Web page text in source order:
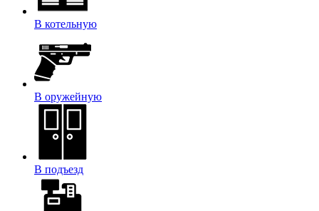
В котельную
В оружейную
В подъезд